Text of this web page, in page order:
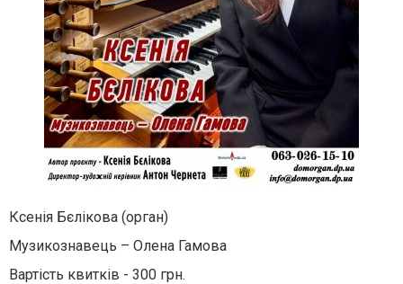
Ксенія Бєлікова (орган)
Музикознавець – Олена Гамова
Вартість квитків - 300 грн.